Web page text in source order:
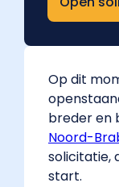
Op dit
breder en
Noord-
solicitatie,
start.